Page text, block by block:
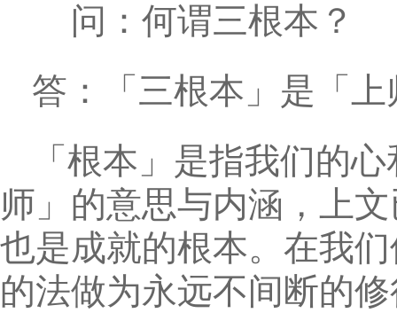
问：何谓三根本？
答：「三根本」是「
「根本」是指我们的
师」的意思与内涵，上
也是成就的根本。在我
的法做为永远不间断的